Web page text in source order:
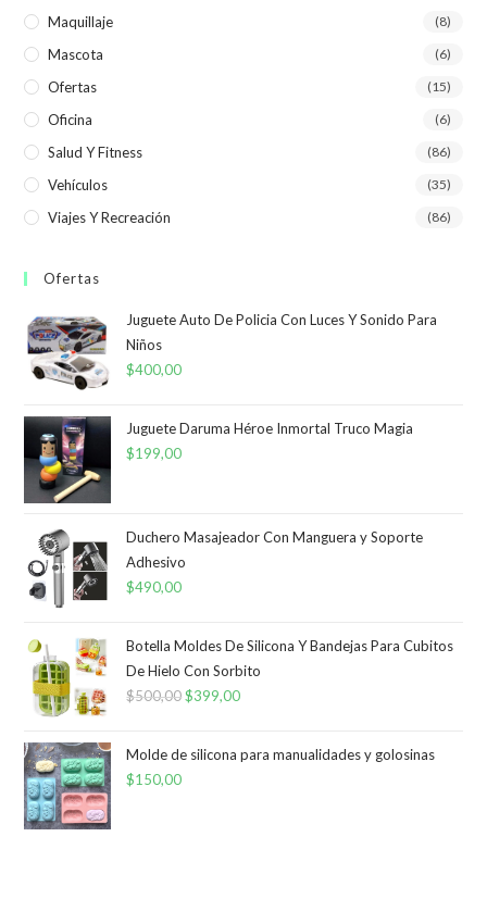
Maquillaje (8)
Mascota (6)
Ofertas (15)
Oficina (6)
Salud Y Fitness (86)
Vehículos (35)
Viajes Y Recreación (86)
Ofertas
Juguete Auto De Policia Con Luces Y Sonido Para
Niños
$400,00
Juguete Daruma Héroe Inmortal Truco Magia
$199,00
Duchero Masajeador Con Manguera y Soporte
Adhesivo
$490,00
Botella Moldes De Silicona Y Bandejas Para Cubitos
De Hielo Con Sorbito
$500,00El
original
$399,00El
actual
Molde de silicona para manualidades y golosinas
$150,00